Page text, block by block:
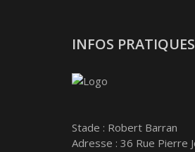
INFOS PRATIQUES
Stade : Robert Barran
Adresse : 36 Rue Pierre